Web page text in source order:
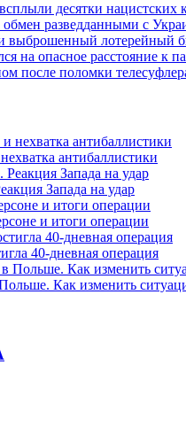
десятки нацистских
разведданными с
выброшенный лотерейный
на опасное расстояние к
после поломки
антибаллистики
Запада на удар
и итоги операции
40-дневная операция
Как изменить